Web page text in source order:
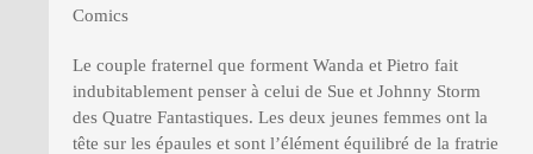
Comics
Le couple fraternel que forment Wanda et Pietro fait
indubitablement penser à celui de Sue et Johnny Storm
des Quatre Fantastiques. Les deux jeunes femmes ont la
tête sur les épaules et sont l’élément équilibré de la fratrie